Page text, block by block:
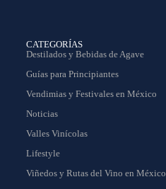
CATEGORÍAS
Destilados y Bebidas de Agave
Guías para Principiantes
Vendimias y Festivales en México
Noticias
Valles Vinícolas
Lifestyle
Viñedos y Rutas del Vino en México